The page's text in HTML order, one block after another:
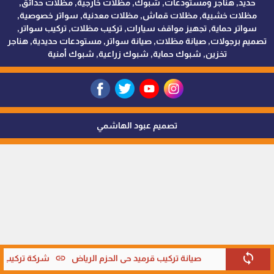
sync صيانة تركيب قرميد حي الحزم الرياض link شركة تركيب
حديد, هناجر ومستودعات, شبوك, مظلات خارجية, مظلات حدائق,
مظلات خشبية, مظلات قماش, مظلات معدنية, سواتر خصوصية,
سواتر حماية, تجهيز مواقف سيارات, تركيب مظلات, تركيب سواتر,
تصميم برجولات, صيانة مظلات, صيانة سواتر, مستودعات حديدية, هناجر
تخزين, شبوك حماية, شبوك زراعية, شبوك أمنية
تصميم عبود الهاشمي